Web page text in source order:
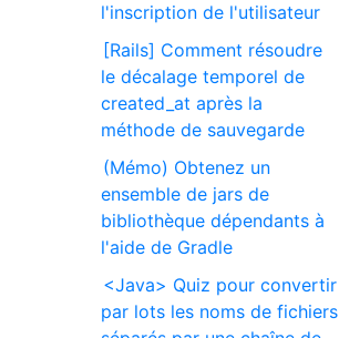
l'inscription de l'utilisateur
[Rails] Comment résoudre
le décalage temporel de
created_at après la
méthode de sauvegarde
(Mémo) Obtenez un
ensemble de jars de
bibliothèque dépendants à
l'aide de Gradle
<Java> Quiz pour convertir
par lots les noms de fichiers